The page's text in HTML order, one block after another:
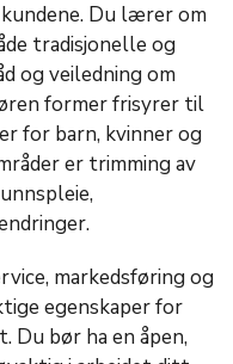
Du lærer om
tradisjonelle og
og veiledning om
former frisyrer til
for barn, kvinner og
er trimming av
markedsføring og
egenskaper for
Du bør ha en åpen,